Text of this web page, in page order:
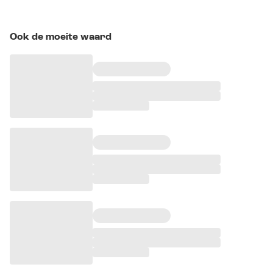
Ook de moeite waard